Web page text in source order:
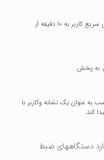
پخش قبل از پیش نمایش:برای دسترسی سریع کاربر به 10 دقیقه از
به پخش
عنوان یک نشانه وکاربر با
کند.
دستگاههای ضبط